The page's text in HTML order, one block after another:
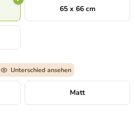
65 x 66 cm
Unterschied ansehen
Matt